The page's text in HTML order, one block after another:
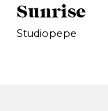
Sunrise
Studiopepe